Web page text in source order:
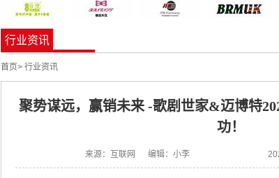
行业资讯
首页> 行业资讯
聚势谋远，赢销未来 -歌剧世家&迈博特
功！
来源：互联网 编辑：小李